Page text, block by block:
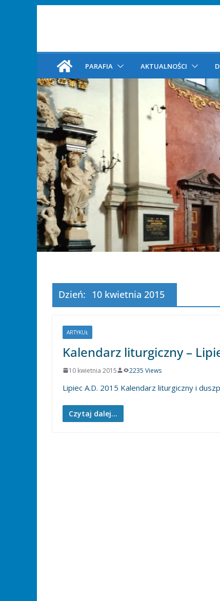
PARAFIA AKTUALNOŚCI
Dzień: 10 kwietnia 2015
ARTYKUŁ
Kalendarz liturgiczny –
10 kwietnia 2015 2235 Views
Lipiec A.D. 2015 Kalendarz liturgiczny i
Czytaj dalej...